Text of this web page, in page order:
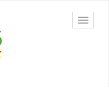
barra